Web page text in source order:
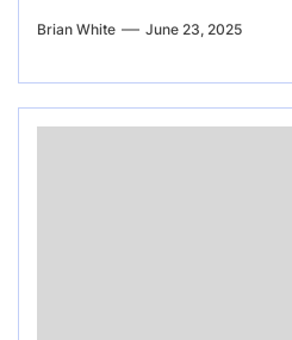
Brian White June 23, 2025